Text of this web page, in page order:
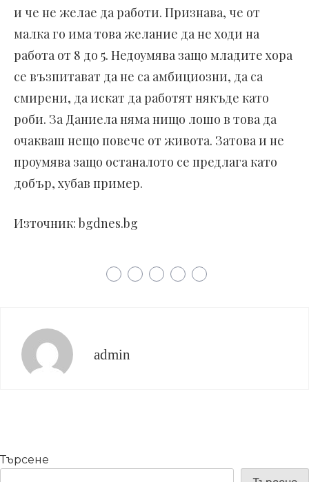
и че не желае да работи. Признава, че от
малка го има това желание да не ходи на
работа от 8 до 5. Недоумява защо младите хора
се възпитават да не са амбициозни, да са
смирени, да искат да работят някъде като
роби. За Даниела няма нищо лошо в това да
очакваш нещо повече от живота. Затова и не
проумява защо останалото се предлага като
добър, хубав пример.
Източник: bgdnes.bg
admin
Търсене